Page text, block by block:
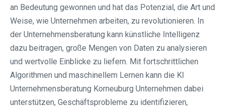
an Bedeutung gewonnen und hat das Potenzial, die Art und
Weise, wie Unternehmen arbeiten, zu revolutionieren. In
der Unternehmensberatung kann künstliche Intelligenz
dazu beitragen, große Mengen von Daten zu analysieren
und wertvolle Einblicke zu liefern. Mit fortschrittlichen
Algorithmen und maschinellem Lernen kann die KI
Unternehmensberatung Korneuburg Unternehmen dabei
unterstützen, Geschäftsprobleme zu identifizieren,